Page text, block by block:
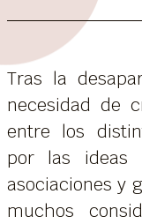
Tras la
necesidad de
entre los
por las ideas
asociaciones y
muchos